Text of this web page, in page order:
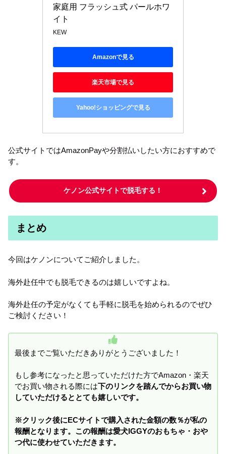
家庭用 フラッシュ式 パールホワ
イト
KEW
Amazonで見る
楽天市場で見る
Yahoo!ショッピングで見る
公式サイトではAmazonPayや分割払いしたい方におすすめで
す。
ケノン公式サイトで脱毛する！
まとめ
今回はケノンについてご紹介しました。
海外赴任中でも脱毛できるのは嬉しいですよね。
海外赴任の予定がなくても手軽に脱毛を始められるのでぜひ
ご検討ください！
最後までご覧いただきありがとうございました！
もし参考になったと思っていただけた方でAmazon・楽天
でお買い物される際には下のリンクを踏んでからお買い物
していただけるととても嬉しいです。
※クリック後にECサイトで購入された金額の数％が私の
報酬となります。この報酬は愛犬IGGYのおもちゃ・おや
つ代に使わせていただきます。